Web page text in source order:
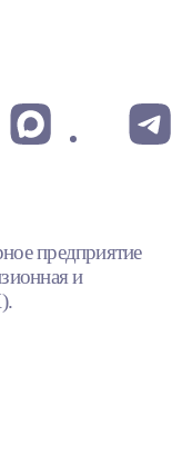
предприятие
и